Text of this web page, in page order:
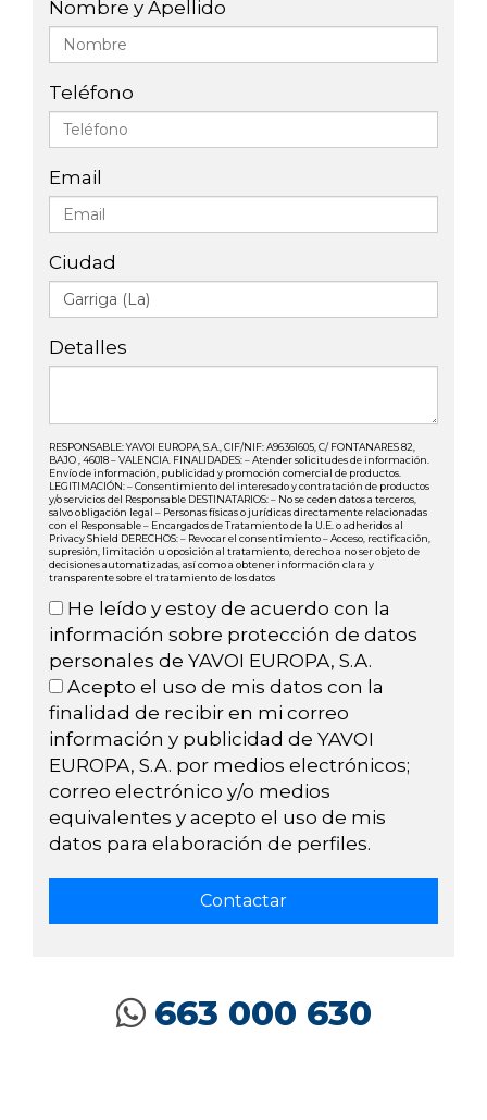
Nombre y Apellido
Teléfono
Email
Ciudad
Detalles
RESPONSABLE: YAVOI EUROPA, S.A., CIF/NIF: A96361605, C/ FONTANARES 82,
BAJO , 46018 – VALENCIA. FINALIDADES: – Atender solicitudes de información.
Envío de información, publicidad y promoción comercial de productos.
LEGITIMACIÓN: – Consentimiento del interesado y contratación de productos
y/o servicios del Responsable DESTINATARIOS: – No se ceden datos a terceros,
salvo obligación legal – Personas físicas o jurídicas directamente relacionadas
con el Responsable – Encargados de Tratamiento de la U.E. o adheridos al
Privacy Shield DERECHOS: – Revocar el consentimiento – Acceso, rectificación,
supresión, limitación u oposición al tratamiento, derecho a no ser objeto de
decisiones automatizadas, así como a obtener información clara y
transparente sobre el tratamiento de los datos
He leído y estoy de acuerdo con la
información sobre protección de datos
personales de YAVOI EUROPA, S.A.
Acepto el uso de mis datos con la
finalidad de recibir en mi correo
información y publicidad de YAVOI
EUROPA, S.A. por medios electrónicos;
correo electrónico y/o medios
equivalentes y acepto el uso de mis
datos para elaboración de perfiles.
663 000 630